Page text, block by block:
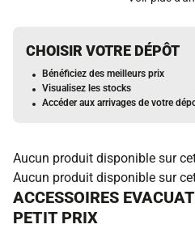
CHOISIR VOTRE DÉPÔT
Bénéficiez des meilleurs prix
Visualisez les stocks
Accéder aux arrivages de votre
Aucun produit disponible sur
Aucun produit disponible sur
ACCESSOIRES
PETIT PRIX